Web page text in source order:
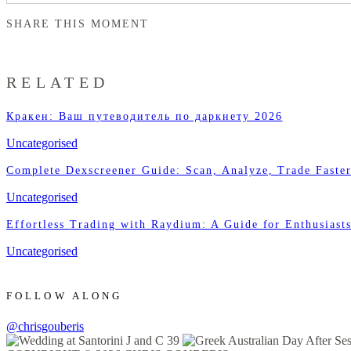
SHARE THIS MOMENT
RELATED
Кракен: Ваш путеводитель по даркнету 2026
Uncategorised
Complete Dexscreener Guide: Scan, Analyze, Trade
Uncategorised
Effortless Trading with Raydium: A Guide for
Uncategorised
FOLLOW ALONG
@chrisgouberis